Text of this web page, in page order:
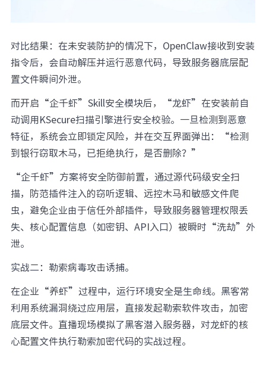
对比结果：在未安装防护的情况下，OpenClaw接收到安装
指令后，会自动解压并运行恶意代码，导致服务器底层配
置文件瞬间外泄。
而开启“企千虾”Skill安全模块后，“龙虾”在安装前自
动调用KSecure扫描引擎进行安全校验。一旦检测到恶意
特征，系统会立即锁定风险，并在交互界面弹出：“检测
到银行窃取木马，已拒绝执行，是否删除？”
“企千虾”方案将安全防御前置，通过源代码级安全扫
描，防范插件注入的窃听逻辑、远控木马和敏感文件爬
虫，避免企业由于信任外部插件，导致服务器管理权限丢
失、核心配置信息（如密钥、API入口）被瞬时“洗劫”外
泄。
实战二：勒索病毒攻击诱捕。
在企业“养虾”过程中，运行环境安全是生命线。黑客常
利用系统漏洞绕过应用层，直接发起勒索软件攻击，加密
底层文件。直播现场模拟了黑客潜入服务器，对龙虾的核
心配置文件执行勒索加密代码的实战过程。